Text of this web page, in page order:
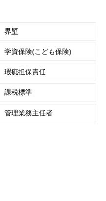
界壁
学資保険(こども保険)
瑕疵担保責任
課税標準
管理業務主任者